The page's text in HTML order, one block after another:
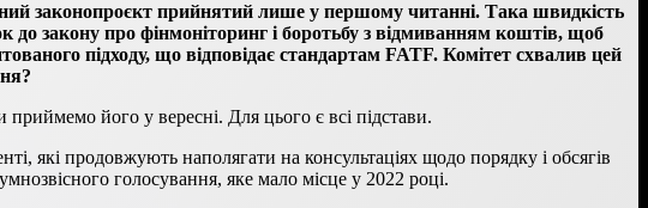
законопроєкт прийнятий лише у першому читанні. Така швидкість
закону про фінмоніторинг і боротьбу з відмиванням коштів, щоб
підходу, що відповідає стандартам FATF. Комітет схвалив цей
його у вересні. Для цього є всі підстави.
які продовжують наполягати на консультаціях щодо порядку і обсягів
голосування, яке мало місце у 2022 році.